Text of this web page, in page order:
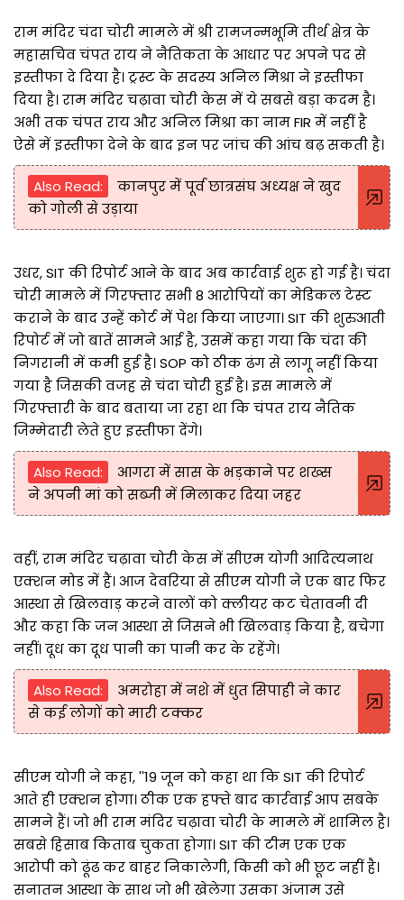
राम मंदिर चंदा चोरी मामले में श्री रामजन्मभूमि तीर्थ क्षेत्र के
महासचिव चंपत राय ने नैतिकता के आधार पर अपने पद से
इस्तीफा दे दिया है। ट्रस्ट के सदस्य अनिल मिश्रा ने इस्तीफा
दिया है। राम मंदिर चढ़ावा चोरी केस में ये सबसे बड़ा कदम है।
अभी तक चंपत राय और अनिल मिश्रा का नाम FIR में नहीं है
ऐसे में इस्तीफा देने के बाद इन पर जांच की आंच बढ़ सकती है।
Also Read:
कानपुर में पूर्व छात्रसंघ अध्यक्ष ने खुद
को गोली से उड़ाया
उधर, SIT की रिपोर्ट आने के बाद अब कार्रवाई शुरू हो गई है। चंदा
चोरी मामले में गिरफ्तार सभी 8 आरोपियों का मेडिकल टेस्ट
कराने के बाद उन्हें कोर्ट में पेश किया जाएगा। SIT की शुरुआती
रिपोर्ट में जो बातें सामने आई है, उसमें कहा गया कि चंदा की
निगरानी में कमी हुई है। SOP को ठीक ढंग से लागू नहीं किया
गया है जिसकी वजह से चंदा चोरी हुई है। इस मामले में
गिरफ्तारी के बाद बताया जा रहा था कि चंपत राय नैतिक
जिम्मेदारी लेते हुए इस्तीफा देंगे।
Also Read:
आगरा में सास के भड़काने पर शख्स
ने अपनी मां को सब्जी में मिलाकर दिया जहर
वहीं, राम मंदिर चढ़ावा चोरी केस में सीएम योगी आदित्यनाथ
एक्शन मोड में हैं। आज देवरिया से सीएम योगी ने एक बार फिर
आस्था से खिलवाड़ करने वालों को क्लीयर कट चेतावनी दी
और कहा कि जन आस्था से जिसने भी खिलवाड़ किया है, बचेगा
नहीं। दूध का दूध पानी का पानी कर के रहेंगे।
Also Read:
अमरोहा में नशे में धुत सिपाही ने कार
से कई लोगों को मारी टक्कर
सीएम योगी ने कहा, ''19 जून को कहा था कि SIT की रिपोर्ट
आते ही एक्शन होगा। ठीक एक हफ्ते बाद कार्रवाई आप सबके
सामने हैं। जो भी राम मंदिर चढ़ावा चोरी के मामले में शामिल है।
सबसे हिसाब किताब चुकता होगा। SIT की टीम एक एक
आरोपी को ढूंढ कर बाहर निकालेगी, किसी को भी छूट नहीं है।
सनातन आस्था के साथ जो भी खेलेगा उसका अंजाम उसे